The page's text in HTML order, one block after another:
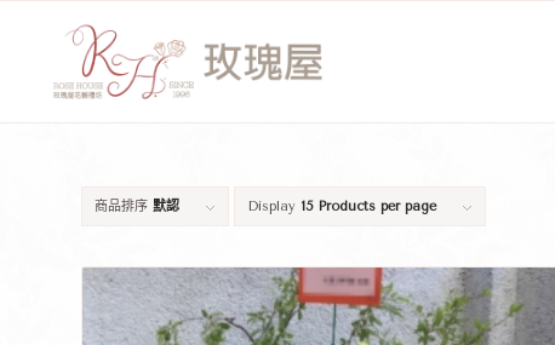
商品排序 默認 Display 15 Products per page